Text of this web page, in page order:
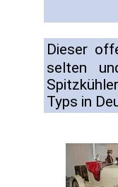
Dieser
selten
Typs in